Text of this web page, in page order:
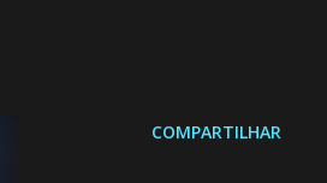
COMPARTILHAR